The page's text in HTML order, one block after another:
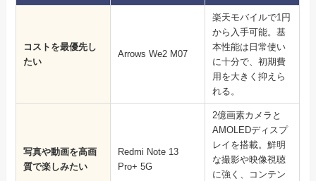
コストを最優先し
たい
Arrows We2 M07
楽天モバイルで1円
から入手可能。基
本性能は日常使い
に十分で、初期費
用を大きく抑えら
れる。
写真や動画を高画
質で楽しみたい
Redmi Note 13
Pro+ 5G
2億画素カメラと
AMOLEDディスプ
レイを搭載。鮮明
な撮影や映像視聴
に強く、コンテン